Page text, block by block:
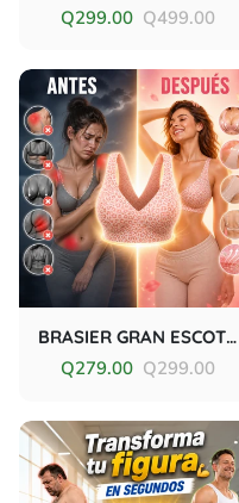
Q299.00 Q499.00
BRASIER GRAN ESCOTE (Pack 2 unidades)
Q279.00 Q299.00